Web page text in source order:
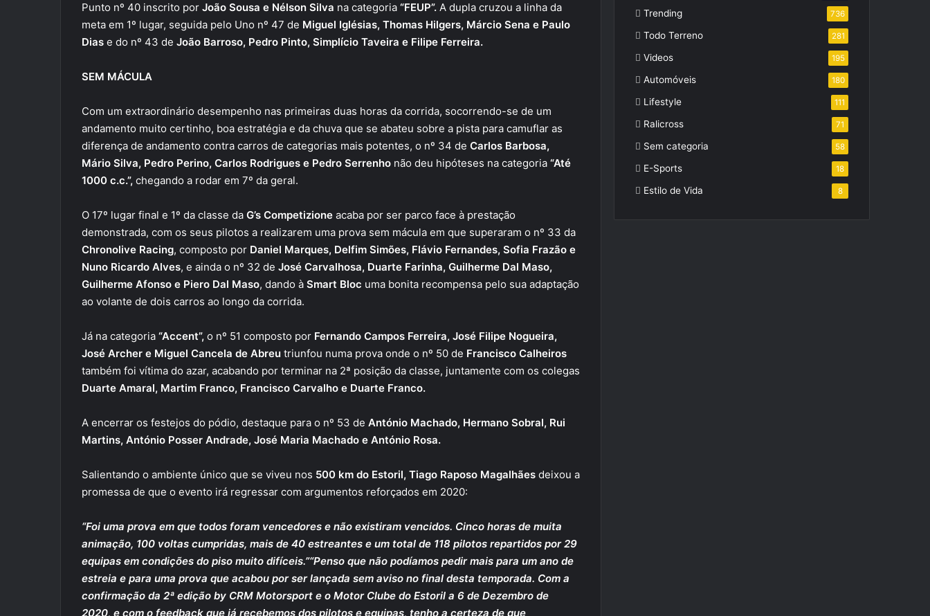
Punto nº 40 inscrito por João Sousa e Nélson Silva na categoria “FEUP”. A dupla cruzou a linha da
meta em 1º lugar, seguida pelo Uno nº 47 de Miguel Iglésias, Thomas Hilgers, Márcio Sena e Paulo
Dias e do nº 43 de João Barroso, Pedro Pinto, Simplício Taveira e Filipe Ferreira.
SEM MÁCULA
Com um extraordinário desempenho nas primeiras duas horas da corrida, socorrendo-se de um
andamento muito certinho, boa estratégia e da chuva que se abateu sobre a pista para camuflar as
diferença de andamento contra carros de categorias mais potentes, o nº 34 de Carlos Barbosa,
Mário Silva, Pedro Perino, Carlos Rodrigues e Pedro Serrenho não deu hipóteses na categoria “Até
1000 c.c.”, chegando a rodar em 7º da geral.
O 17º lugar final e 1º da classe da G’s Competizione acaba por ser parco face à prestação
demonstrada, com os seus pilotos a realizarem uma prova sem mácula em que superaram o nº 33 da
Chronolive Racing, composto por Daniel Marques, Delfim Simões, Flávio Fernandes, Sofia Frazão e
Nuno Ricardo Alves, e ainda o nº 32 de José Carvalhosa, Duarte Farinha, Guilherme Dal Maso,
Guilherme Afonso e Piero Dal Maso, dando à Smart Bloc uma bonita recompensa pelo sua adaptação
ao volante de dois carros ao longo da corrida.
Já na categoria “Accent”, o nº 51 composto por Fernando Campos Ferreira, José Filipe Nogueira,
José Archer e Miguel Cancela de Abreu triunfou numa prova onde o nº 50 de Francisco Calheiros
também foi vítima do azar, acabando por terminar na 2ª posição da classe, juntamente com os colegas
Duarte Amaral, Martim Franco, Francisco Carvalho e Duarte Franco.
A encerrar os festejos do pódio, destaque para o nº 53 de António Machado, Hermano Sobral, Rui
Martins, António Posser Andrade, José Maria Machado e António Rosa.
Salientando o ambiente único que se viveu nos 500 km do Estoril, Tiago Raposo Magalhães deixou a
promessa de que o evento irá regressar com argumentos reforçados em 2020:
“Foi uma prova em que todos foram vencedores e não existiram vencidos. Cinco horas de muita
animação, 100 voltas cumpridas, mais de 40 estreantes e um total de 118 pilotos repartidos por 29
equipas em condições do piso muito difíceis.”“Penso que não podíamos pedir mais para um ano de
estreia e para uma prova que acabou por ser lançada sem aviso no final desta temporada. Com a
confirmação da 2ª edição by CRM Motorsport e o Motor Clube do Estoril a 6 de Dezembro de
2020, e com o feedback que já recebemos dos pilotos e equipas, tenho a certeza de que
Trending 736
Todo Terreno 281
Videos 195
Automóveis 180
Lifestyle 111
Ralicross 71
Sem categoria 58
E-Sports 18
Estilo de Vida 8